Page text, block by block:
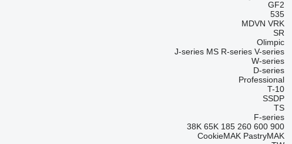
GF2
535
MDVN VRK
SR
Olimpic
J-series MS R-series V-series
W-series
D-series
Professional
T-10
SSDP
TS
F-series
38K 65K 185 260 600 900
CookieMAK PastryMAK